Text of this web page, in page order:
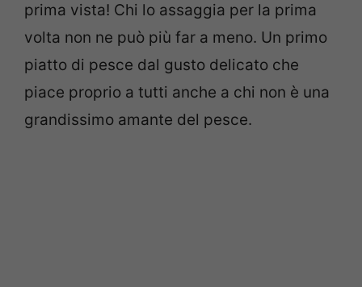
prima vista! Chi lo assaggia per la prima
volta non ne può più far a meno. Un primo
piatto di pesce dal gusto delicato che
piace proprio a tutti anche a chi non è una
grandissimo amante del pesce.